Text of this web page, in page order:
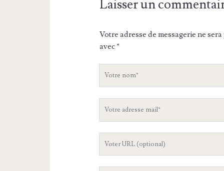
Laisser un
Votre adresse de messagerie ne
avec*
V
n
m
V
a
L